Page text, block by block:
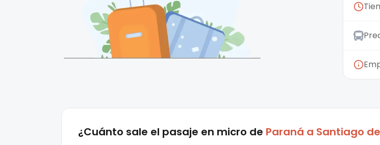
¿Cuánto sale el pasaje en micro de Paraná a Santiago